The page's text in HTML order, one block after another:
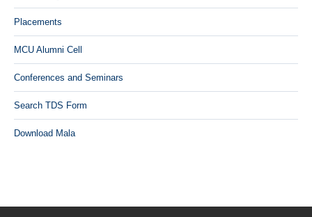
Placements
MCU Alumni Cell
Conferences and Seminars
Search TDS Form
Download Mala